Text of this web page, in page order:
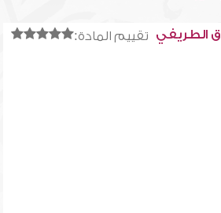
تقييم المادة: الطريفي